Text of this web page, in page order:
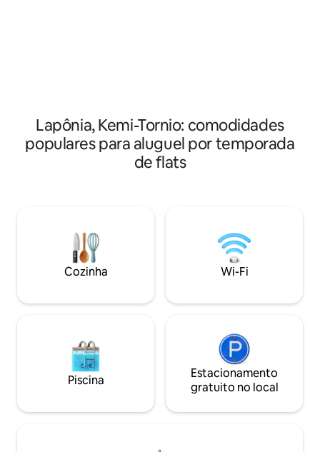
Lapônia, Kemi-Tornio: comodidades
populares para aluguel por temporada
de flats
Cozinha Wi-Fi
Piscina
Estacionamento
gratuito no local